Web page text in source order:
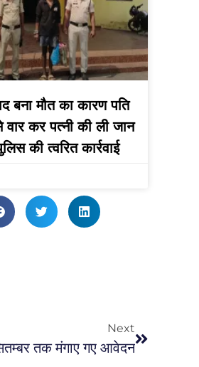
बना मौत का कारण पति
कर पत्नी की ली जान
की त्वरित कार्रवाई
Next
तक मंगाए गए आवेदन